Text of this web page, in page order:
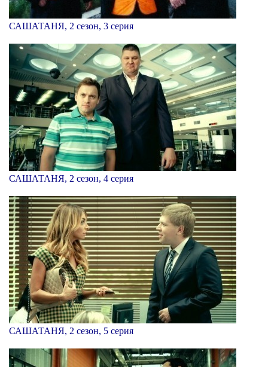
САШАТАНЯ, 2 сезон, 3 серия
САШАТАНЯ, 2 сезон, 4 серия
САШАТАНЯ, 2 сезон, 5 серия